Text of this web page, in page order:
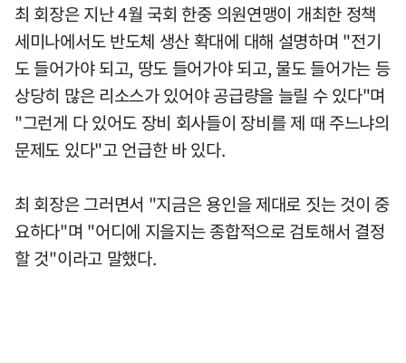
최 회장은 지난 4월 국회 한중 의원연맹이 개최한 정책
세미나에서도 반도체 생산 확대에 대해 설명하며 "전기
도 들어가야 되고, 땅도 들어가야 되고, 물도 들어가는 등
상당히 많은 리소스가 있어야 공급량을 늘릴 수 있다"며
"그런게 다 있어도 장비 회사들이 장비를 제 때 주느냐의
문제도 있다"고 언급한 바 있다.
최 회장은 그러면서 "지금은 용인을 제대로 짓는 것이 중
요하다"며 "어디에 지을지는 종합적으로 검토해서 결정
할 것"이라고 말했다.